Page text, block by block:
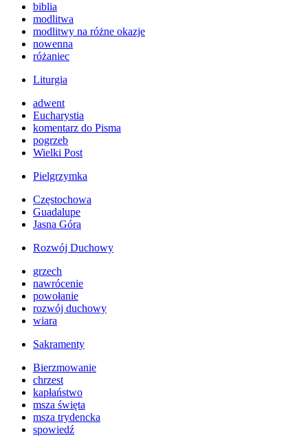
biblia
modlitwa
modlitwy na różne okazje
nowenna
różaniec
Liturgia
adwent
Eucharystia
komentarz do Pisma
pogrzeb
Wielki Post
Pielgrzymka
Częstochowa
Guadalupe
Jasna Góra
Rozwój Duchowy
grzech
nawrócenie
powołanie
rozwój duchowy
wiara
Sakramenty
Bierzmowanie
chrzest
kapłaństwo
msza święta
msza trydencka
spowiedź